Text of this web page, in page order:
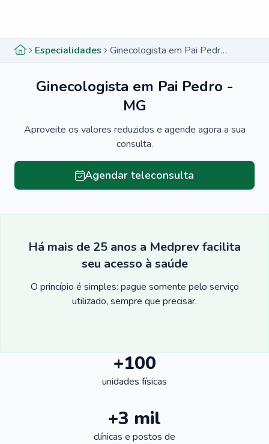
Especialidades Ginecologista em Pai Pedro - MG
Ginecologista em Pai Pedro -
MG
Aproveite os valores reduzidos e agende agora a sua
consulta.
Agendar teleconsulta
Há mais de 25 anos a Medprev facilita
seu acesso à saúde
O princípio é simples: pague somente pelo serviço
utilizado, sempre que precisar.
+100
unidades físicas
+3 mil
clínicas e postos de